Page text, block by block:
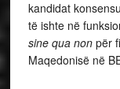
kandidat
të ishte në
sine qua non për
Maqedonisë në